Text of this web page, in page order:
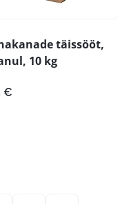
täissööt,
10 kg
€